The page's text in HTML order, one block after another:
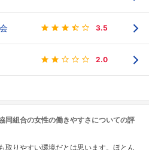
3.5
2.0
同組合の女性の働きやすさについての評
取りやすい環境だとは思います。ほとん